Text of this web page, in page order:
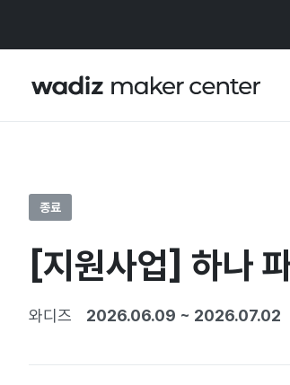
종료
[지원사업] 하나
와디즈 2026.06.09 ~ 2026.07.02